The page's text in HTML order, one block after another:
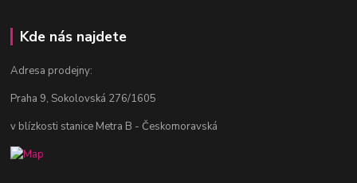
Kde nás najdete
Adresa prodejny:
Praha 9, Sokolovská 276/1605
v blízkosti stanice Metra B - Českomoravská